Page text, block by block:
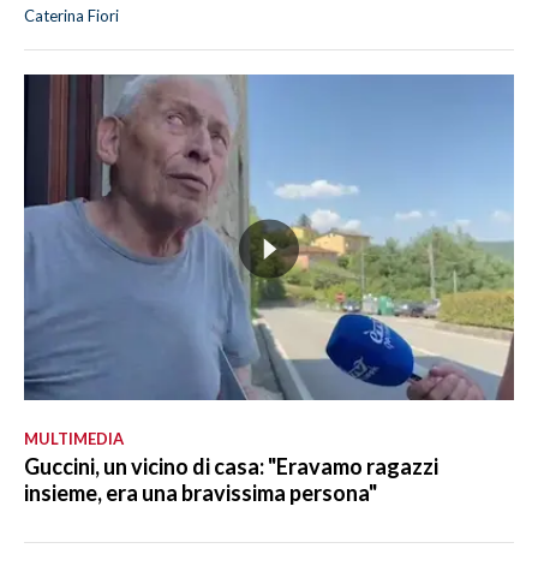
Caterina Fiori
MULTIMEDIA
Guccini, un vicino di casa: "Eravamo ragazzi
insieme, era una bravissima persona"